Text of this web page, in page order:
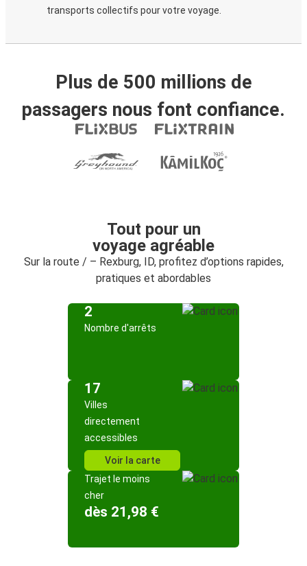
transports collectifs pour votre voyage.
Plus de 500 millions de
passagers nous font confiance.
Tout pour un
voyage agréable
Sur la route / – Rexburg, ID, profitez d’options rapides,
pratiques et abordables
2
Nombre d'arrêts
17
Villes
directement
accessibles
Voir la carte
Trajet le moins
cher
dès 21,98 €